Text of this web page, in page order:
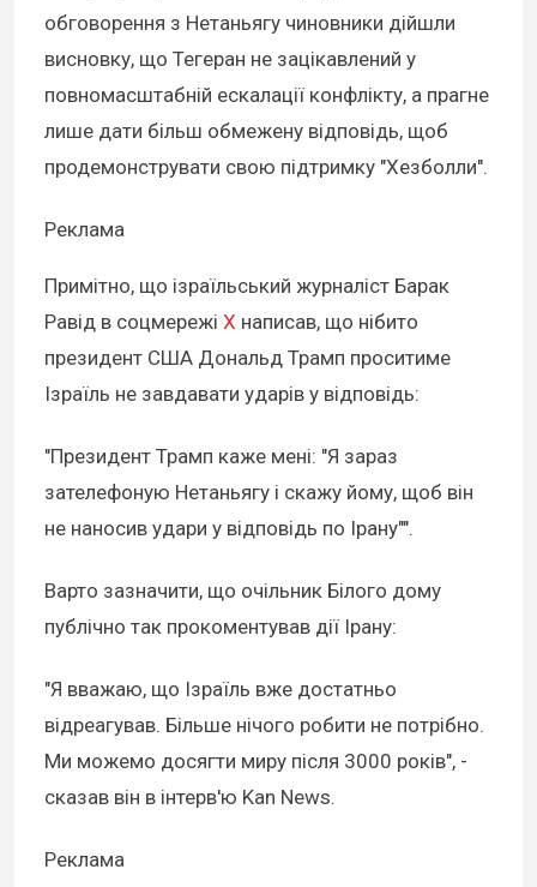
обговорення з Нетаньягу чиновники дійшли
висновку, що Тегеран не зацікавлений у
повномасштабній ескалації конфлікту, а прагне
лише дати більш обмежену відповідь, щоб
продемонструвати свою підтримку "Хезболли".
Реклама
Примітно, що ізраїльський журналіст Барак
Равід в соцмережі Х написав, що нібито
президент США Дональд Трамп проситиме
Ізраїль не завдавати ударів у відповідь:
"Президент Трамп каже мені: "Я зараз
зателефоную Нетаньягу і скажу йому, щоб він
не наносив удари у відповідь по Ірану"".
Варто зазначити, що очільник Білого дому
публічно так прокоментував дії Ірану:
"Я вважаю, що Ізраїль вже достатньо
відреагував. Більше нічого робити не потрібно.
Ми можемо досягти миру після 3000 років", -
сказав він в інтерв'ю Kan News.
Реклама